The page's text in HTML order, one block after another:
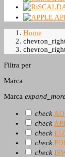
Home
Filtra per
Marca
Marca
check
check
check
check
check